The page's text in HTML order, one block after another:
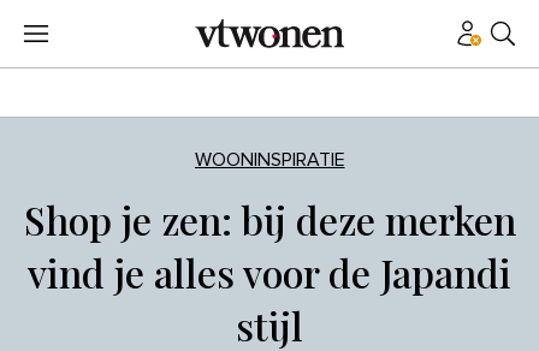
WOONINSPIRATIE
Shop je zen: bij deze merken
vind je alles voor de Japandi
stijl